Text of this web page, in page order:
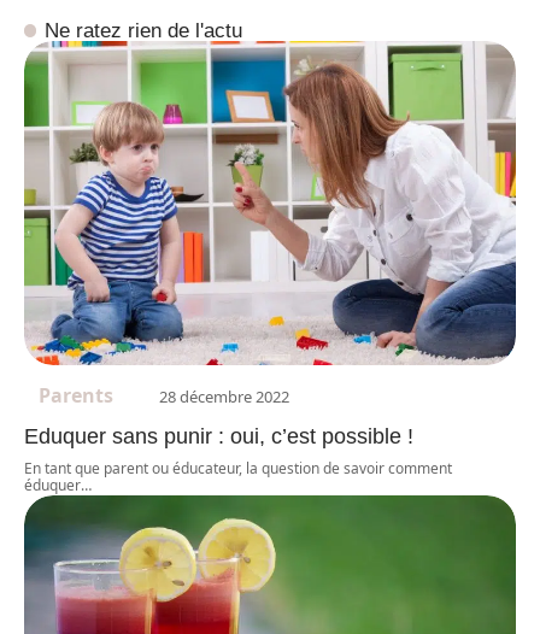
Ne ratez rien de l'actu
Parents 28 décembre 2022
Eduquer sans punir : oui, c’est possible !
En tant que parent ou éducateur, la question de savoir comment
éduquer…